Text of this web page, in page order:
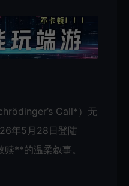
Call*）无
年5月28日登陆
**的温柔叙事。